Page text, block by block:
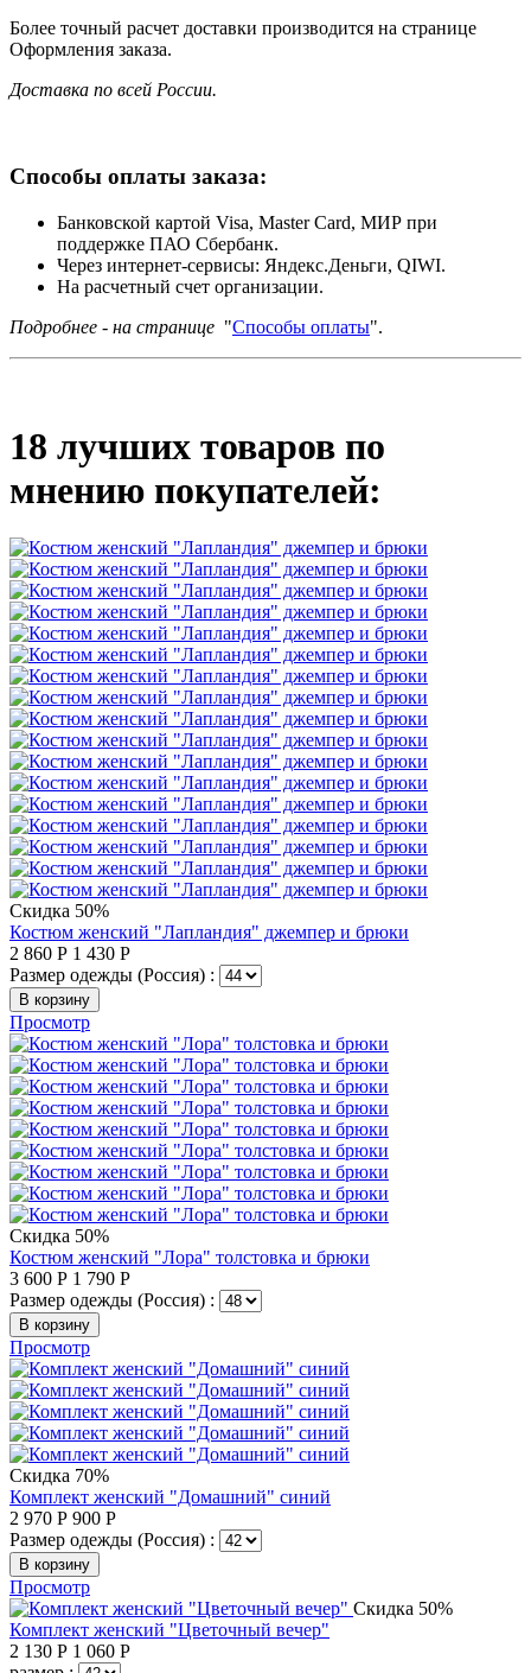
Более точный расчет доставки производится на странице
Оформления заказа.
Доставка по всей России.
Способы оплаты заказа:
Банковской картой Visa, Master Card, МИР при
поддержке ПАО Сбербанк.
Через интернет-сервисы: Яндекс.Деньги, QIWI.
На расчетный счет организации.
Подробнее - на странице "Способы оплаты".
18 лучших товаров по
мнению покупателей:
Скидка 50%
Костюм женский "Лапландия" джемпер и брюки
2 860 Р 1 430 Р
Размер одежды (Россия) :
В корзину
Просмотр
Скидка 50%
Костюм женский "Лора" толстовка и брюки
3 600 Р 1 790 Р
Размер одежды (Россия) :
В корзину
Просмотр
Скидка 70%
Комплект женский "Домашний" синий
2 970 Р 900 Р
Размер одежды (Россия) :
В корзину
Просмотр
Скидка 50%
Комплект женский "Цветочный вечер"
2 130 Р 1 060 Р